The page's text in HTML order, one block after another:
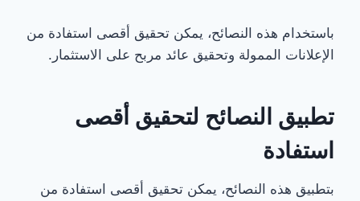
باستخدام هذه النصائح، يمكن تحقيق أقصى استفادة من
الإعلانات الممولة وتحقيق عائد مربح على الاستثمار.
تطبيق النصائح لتحقيق أقصى
استفادة
بتطبيق هذه النصائح، يمكن تحقيق أقصى استفادة من